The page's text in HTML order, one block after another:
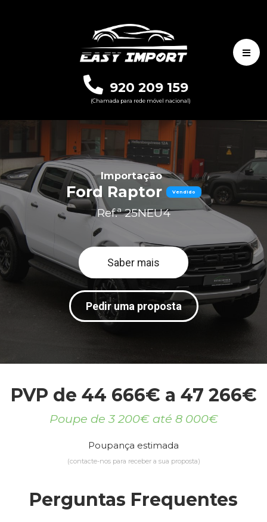
920 209 159
(Chamada para rede móvel nacional)
Importação
Ford Raptor Vendido
Ref.ª 25NEU4
Saber mais
Pedir uma proposta
PVP de 44 666€ a 47 266€
Poupe de 3 200€ até 8 000€
Poupança estimada
(contacte-nos para receber a sua proposta)
Perguntas Frequentes